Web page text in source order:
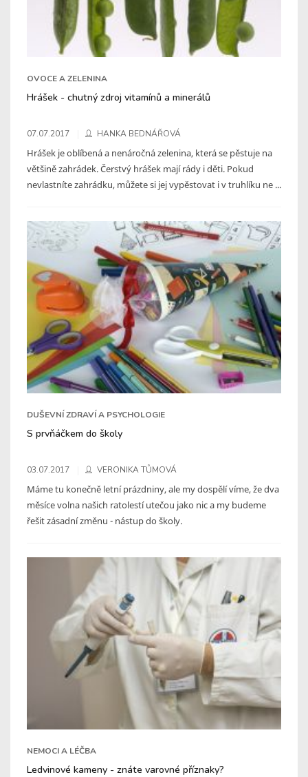
OVOCE A ZELENINA
Hrášek - chutný zdroj vitamínů a minerálů
07.07.2017 HANKA BEDNÁŘOVÁ
Hrášek je oblíbená a nenáročná zelenina, která se pěstuje na
většině zahrádek. Čerstvý hrášek mají rády i děti. Pokud
nevlastníte zahrádku, můžete si jej vypěstovat i v truhlíku ne ...
DUŠEVNÍ ZDRAVÍ A PSYCHOLOGIE
S prvňáčkem do školy
03.07.2017 VERONIKA TŮMOVÁ
Máme tu konečně letní prázdniny, ale my dospělí víme, že dva
měsíce volna našich ratolestí utečou jako nic a my budeme
řešit zásadní změnu - nástup do školy.
NEMOCI A LÉČBA
Ledvinové kameny - znáte varovné příznaky?